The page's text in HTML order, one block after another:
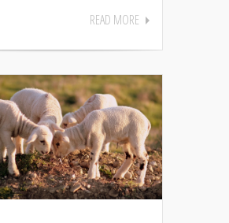
READ MORE